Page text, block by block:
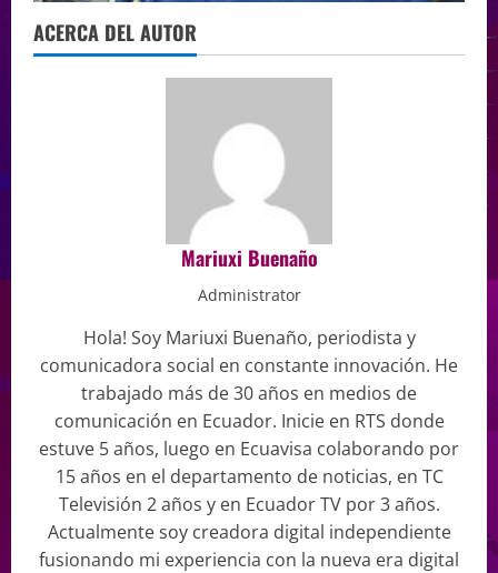
ACERCA DEL AUTOR
Mariuxi Buenaño
Administrator
Hola! Soy Mariuxi Buenaño, periodista y
comunicadora social en constante innovación. He
trabajado más de 30 años en medios de
comunicación en Ecuador. Inicie en RTS donde
estuve 5 años, luego en Ecuavisa colaborando por
15 años en el departamento de noticias, en TC
Televisión 2 años y en Ecuador TV por 3 años.
Actualmente soy creadora digital independiente
fusionando mi experiencia con la nueva era digital